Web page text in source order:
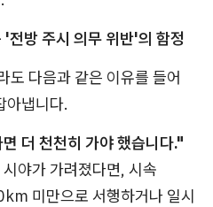
전방 주시 의무 위반'의 함정
도 다음과 같은 이유를 들어
아냅니다.
더 천천히 가야 했습니다."
야가 가려졌다면, 시속
미만으로 서행하거나 일시